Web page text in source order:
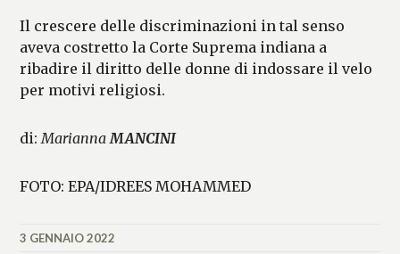
Il crescere delle discriminazioni in tal senso
aveva costretto la Corte Suprema indiana a
ribadire il diritto delle donne di indossare il velo
per motivi religiosi.
di: MariannaMANCINI
FOTO: EPA/IDREES MOHAMMED
MARIANNA
3 GENNAIO 2022